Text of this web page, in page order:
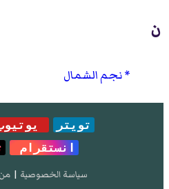
ن
نجم الشمال
تويتر
انستقرام
سياسة الخصوصية |